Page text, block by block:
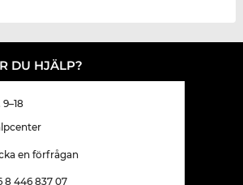
DU HJÄLP?
en förfrågan
8 446 837 07